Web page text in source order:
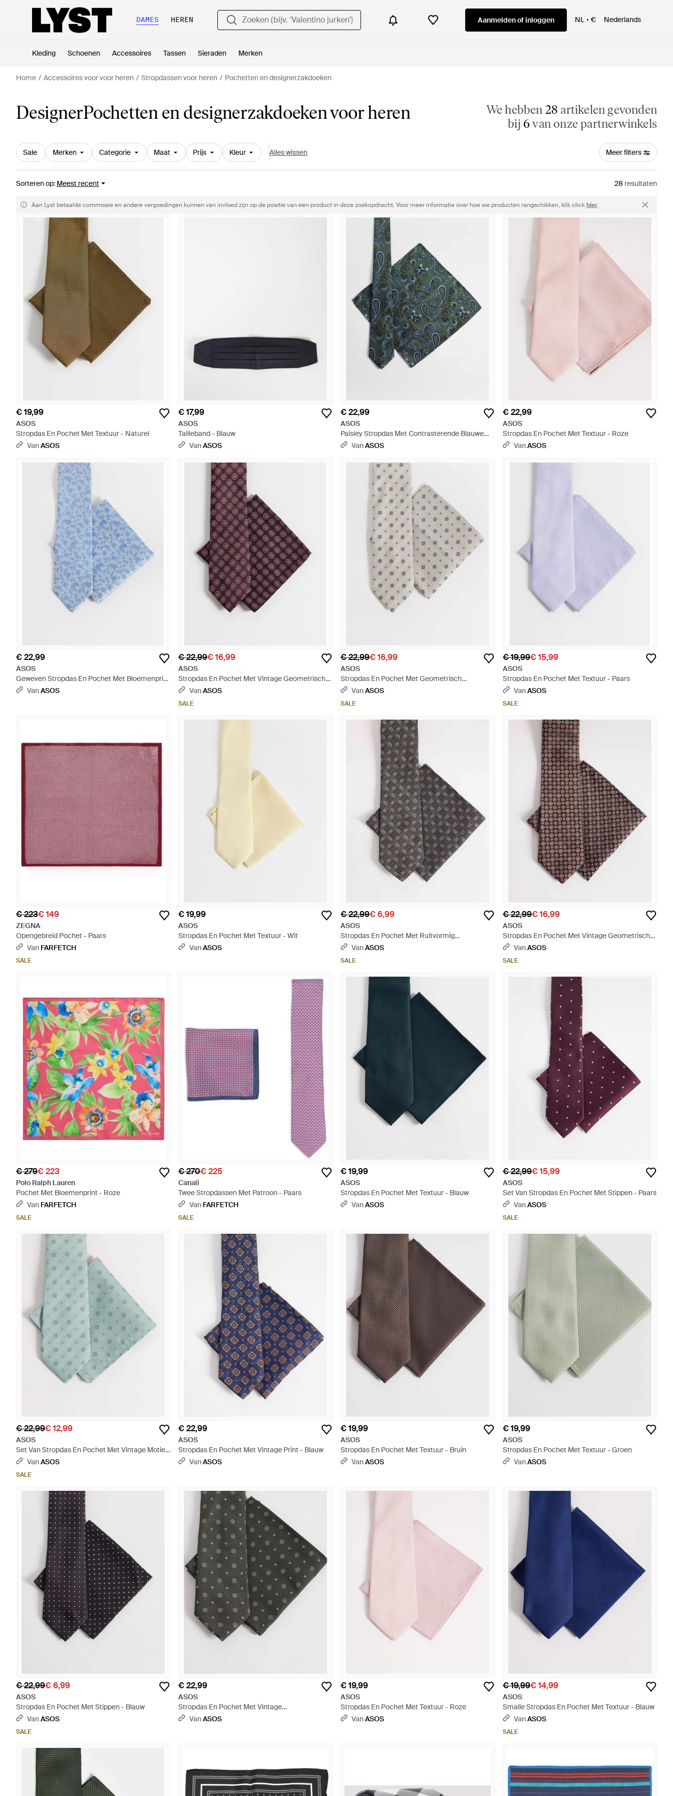
DAMES HEREN Aanmelden of inloggen NL € Nederlands
Kleding Schoenen Accessoires Tassen Sieraden Merken
Home Accessoires voor voor heren Stropdassen voor heren Pochetten en designerzakdoeken
DesignerPochetten en designerzakdoeken voor heren We hebben 28 artikelen gevonden
bij 6 van onze partnerwinkels
Sale Merken Categorie Maat Prijs Kleur Alles wissen Meer filters
Sorteren op: Meest recent 28 resultaten
Aan Lyst betaalde commissie en andere vergoedingen kunnen van invloed zijn op de positie van een product in deze zoekopdracht. Voor meer informatie over hoe we producten rangschikken, klik clickhier.
€ 19,99
ASOS
Stropdas En Pochet Met Textuur - Naturel
VanASOS
€ 17,99
ASOS
Tailleband - Blauw
VanASOS
€ 22,99
ASOS
Paisley Stropdas Met Contrasterende Blauwe
Stiksels En Pochet - Blauw
VanASOS
€ 22,99
ASOS
Stropdas En Pochet Met Textuur - Roze
VanASOS
€ 22,99
ASOS
Geweven Stropdas En Pochet Met Bloemenprint
- Blauw
VanASOS
€ 22,99€ 16,99
ASOS
Stropdas En Pochet Met Vintage Geometrisch
Patroon - Paars
VanASOS
SALE
€ 22,99€ 16,99
ASOS
Stropdas En Pochet Met Geometrisch
Bloemenpatroon - Grijs
VanASOS
SALE
€ 19,99€ 15,99
ASOS
Stropdas En Pochet Met Textuur - Paars
VanASOS
SALE
€ 223€ 149
ZEGNA
Opengebreid Pochet - Paars
Van FARFETCH
SALE
€ 19,99
ASOS
Stropdas En Pochet Met Textuur - Wit
VanASOS
€ 22,99€ 6,99
ASOS
Stropdas En Pochet Met Ruitvormig
Geometrisch Patroon - Grijs
VanASOS
SALE
€ 22,99€ 16,99
ASOS
Stropdas En Pochet Met Vintage Geometrische
Bloemenprint - Bruin
VanASOS
SALE
€ 279€ 223
Polo Ralph Lauren
Pochet Met Bloemenprint - Roze
Van FARFETCH
SALE
€ 270€ 225
Canali
Twee Stropdassen Met Patroon - Paars
Van FARFETCH
SALE
€ 19,99
ASOS
Stropdas En Pochet Met Textuur - Blauw
VanASOS
€ 22,99€ 15,99
ASOS
Set Van Stropdas En Pochet Met Stippen - Paars
VanASOS
SALE
€ 22,99€ 12,99
ASOS
Set Van Stropdas En Pochet Met Vintage Motief
- Blauw
VanASOS
SALE
€ 22,99
ASOS
Stropdas En Pochet Met Vintage Print - Blauw
VanASOS
€ 19,99
ASOS
Stropdas En Pochet Met Textuur - Bruin
VanASOS
€ 19,99
ASOS
Stropdas En Pochet Met Textuur - Groen
VanASOS
€ 22,99€ 6,99
ASOS
Stropdas En Pochet Met Stippen - Blauw
VanASOS
SALE
€ 22,99
ASOS
Stropdas En Pochet Met Vintage
Bloemenpatroon - Grijs
VanASOS
€ 19,99
ASOS
Stropdas En Pochet Met Textuur - Roze
VanASOS
€ 19,99€ 14,99
ASOS
Smalle Stropdas En Pochet Met Textuur - Blauw
VanASOS
SALE